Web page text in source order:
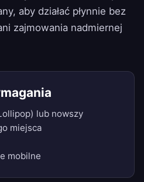
aby działać płynnie bez
zajmowania nadmiernej
lub nowszy
miejsca
mobilne